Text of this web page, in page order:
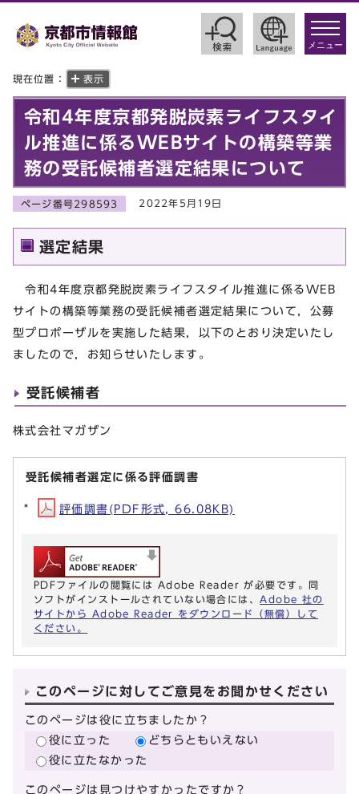
toggle
メニュー
現在位置： 表示
令和4年度京都発脱炭素ライフスタイ
ル推進に係るWEBサイトの構築等業
務の受託候補者選定結果について
ページ番号298593 2022年5月19日
選定結果
令和4年度京都発脱炭素ライフスタイル推進に係るWEB
サイトの構築等業務の受託候補者選定結果について，公募
型プロポーザルを実施した結果，以下のとおり決定いたし
ましたので，お知らせいたします。
受託候補者
株式会社マガザン
受託候補者選定に係る評価調書
評価調書(PDF形式, 66.08KB)
PDFファイルの閲覧には Adobe Reader が必要です。同
ソフトがインストールされていない場合には、 Adobe 社の
サイトから Adobe Reader をダウンロード（無償）して
ください。
このページに対してご意見をお聞かせください
このページは役に立ちましたか？
役に立った
どちらともいえない
役に立たなかった
このページは見つけやすかったですか？